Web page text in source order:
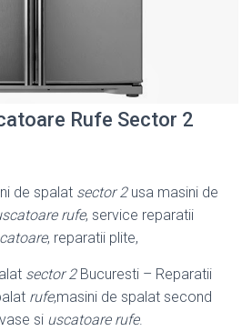
Rufe Sector 2
de spalat sector 2usa masini de
rufe, service reparatii
, reparatii plite,
sector 2Bucuresti – Reparatii
rufe,masini de spalat second
si uscatoare rufe.